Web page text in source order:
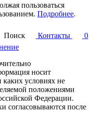
пользоваться
Подробнее.
Поиск Контакты
0
носит
условиях не
положениями
Федерации.
согласовываются после